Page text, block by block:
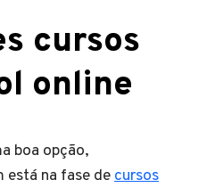
cursos
online
boa opção,
está na fase decursos